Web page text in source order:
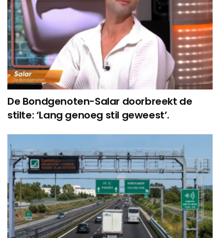
De Bondgenoten-Salar doorbreekt de
stilte: ‘Lang genoeg stil geweest’.